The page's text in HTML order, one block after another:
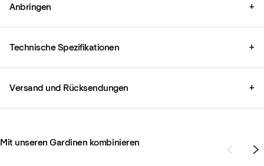
Anbringen +
Technische Spezifikationen +
Versand und Rücksendungen +
Mit unseren Gardinen kombinieren